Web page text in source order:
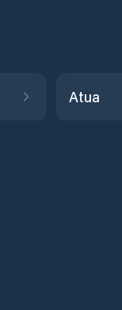
Atua